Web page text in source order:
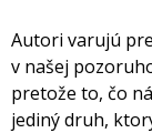
Autori varujú
v našej
pretože to, čo
jediný druh,